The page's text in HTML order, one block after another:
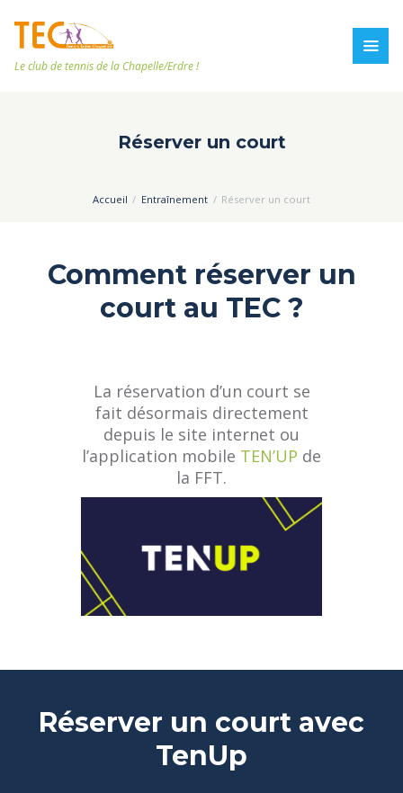
Le club de tennis de la Chapelle/Erdre !
Réserver un court
Accueil Entraînement Réserver un court
Comment réserver un
court au TEC ?
La réservation d’un court se
fait désormais directement
depuis le site internet ou
l’application mobile TEN’UP de
la FFT.
Réserver un court avec
TenUp